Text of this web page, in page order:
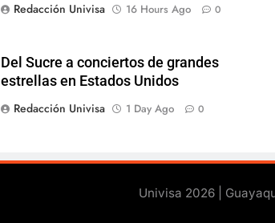
Redacción Univisa
16 Hours Ago 0
Del Sucre a conciertos de grandes
estrellas en Estados Unidos
Redacción Univisa
1 Day Ago 0
Univisa 2026 |